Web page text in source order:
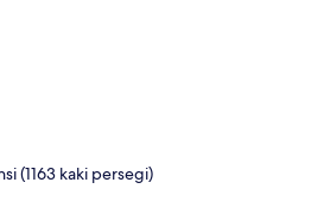
(1163 kaki persegi)